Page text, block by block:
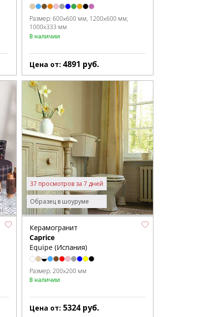
Размер: 600x600 мм 1200x600 мм
1000x333 мм
В наличии
Цена от: 4891 руб.
Образец в шоуруме
37 просмотров за 7 дней
Керамогранит
Caprice
Equipe (Испания)
Размер: 200x200 мм
В наличии
Цена от: 5324 руб.